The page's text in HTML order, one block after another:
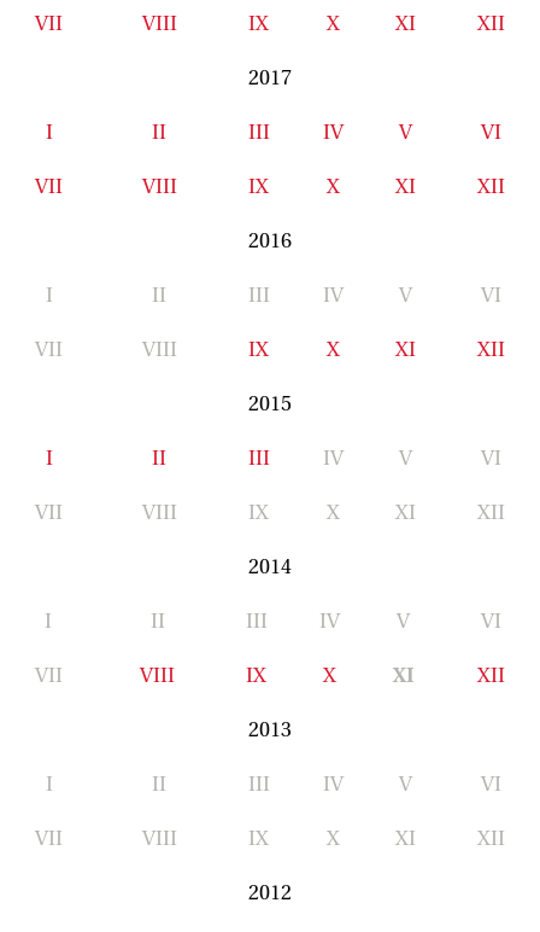
VII VIII IX X XI XII
2017
I II III IV V VI
VII VIII IX X XI XII
2016
I II III IV V VI
VII VIII IX X XI XII
2015
I II III IV V VI
VII VIII IX X XI XII
2014
I II III IV V VI
VII VIII IX X XI XII
2013
I II III IV V VI
VII VIII IX X XI XII
2012